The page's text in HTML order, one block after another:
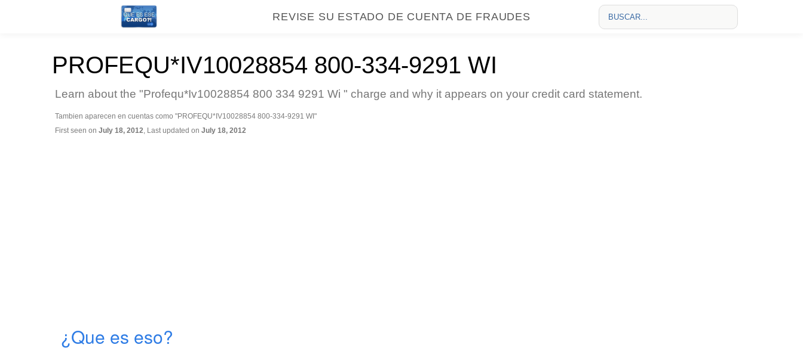
REVISE SU ESTADO DE CUENTA DE FRAUDES
PROFEQU*IV10028854 800-334-9291 WI
Learn about the "Profequ*Iv10028854 800 334 9291 Wi " charge and why it appears on your credit card statement.
Tambien aparecen en cuentas como "PROFEQU*IV10028854 800-334-9291 WI"
First seen on July 18, 2012, Last updated on July 18, 2012
¿Que es eso?